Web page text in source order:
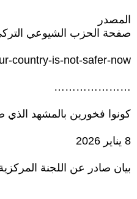
المصدر
صفحة الحزب الشيوعي
country-is-not-safer-now/
…………………
كونوا فخورين بالمشهد الذي
8 يناير 2026
بيان صادر عن اللجنة